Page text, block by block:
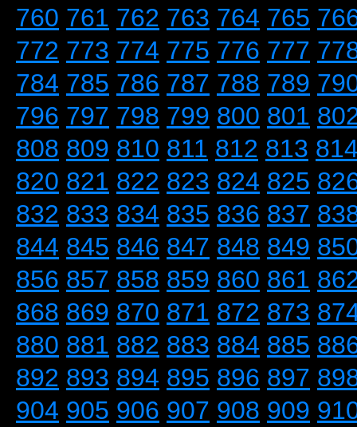
760 761 762 763 764 765
772 773 774 775 776 777
784 785 786 787 788 789
796 797 798 799 800 801
808 809 810 811 812 813
820 821 822 823 824 825
832 833 834 835 836 837
844 845 846 847 848 849
856 857 858 859 860 861
868 869 870 871 872 873
880 881 882 883 884 885
892 893 894 895 896 897
904 905 906 907 908 909